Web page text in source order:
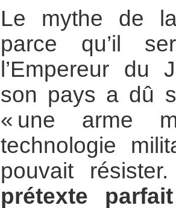
Le mythe de
parce qu’il
l’Empereur du
son pays a dû
« une arme
technologie
pouvait
prétexte